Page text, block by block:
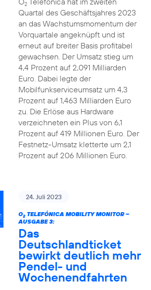
2
Quartal des Geschäftsjahres 2023
an das Wachstumsmomentum der
Vorquartale angeknüpft und ist
erneut auf breiter Basis profitabel
gewachsen. Der Umsatz stieg um
4,4 Prozent auf 2,091 Milliarden
Euro. Dabei legte der
Mobilfunkserviceumsatz um 4,3
Prozent auf 1,463 Milliarden Euro
zu. Die Erlöse aus Hardware
verzeichneten ein Plus von 6,1
Prozent auf 419 Millionen Euro. Der
Festnetz-Umsatz kletterte um 2,1
Prozent auf 206 Millionen Euro.
24. Juli 2023
O2TELEFÓNICA MOBILITY MONITOR –
AUSGABE 3:
Das
Deutschlandticket
bewirkt deutlich mehr
Pendel- und
Wochenendfahrten